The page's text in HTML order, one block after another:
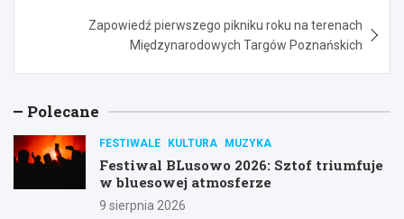
Zapowiedź pierwszego pikniku roku na terenach
Międzynarodowych Targów Poznańskich
Polecane
FESTIWALE KULTURA MUZYKA
Festiwal BLusowo 2026: Sztof triumfuje
w bluesowej atmosferze
9 sierpnia 2026